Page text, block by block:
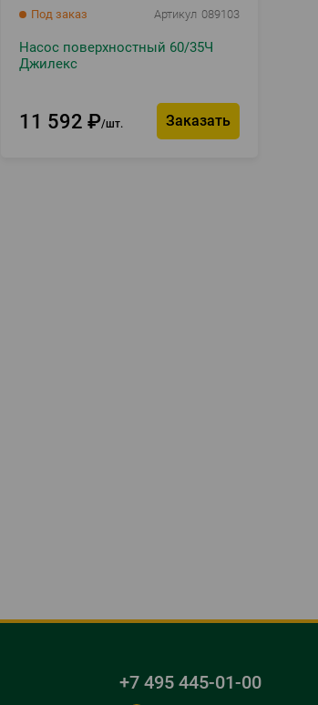
Под заказ Артикул 089103
Насос поверхностный 60/35Ч
Джилекс
11 592 ₽ шт. Заказать
+7 495 445-01-00